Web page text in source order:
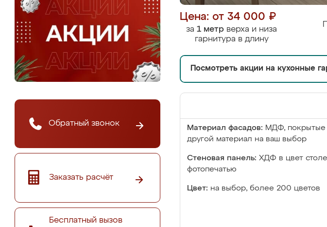
Обратный звонок
Заказать расчёт
Бесплатный вызов
Цена: от 34 000 ₽
за 1 метр верха и низа
гарнитура в длину
Посмотреть акции на кухонные
Материал фасадов: МДФ, покрытые
другой материал на ваш выбор
Стеновая панель: ХДФ в цвет
фотопечатью
Цвет: на выбор, более 200 цветов